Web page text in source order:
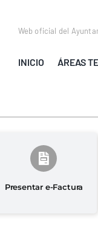
Web oficial del
INICIO ÁREAS
Presentar e-Factura